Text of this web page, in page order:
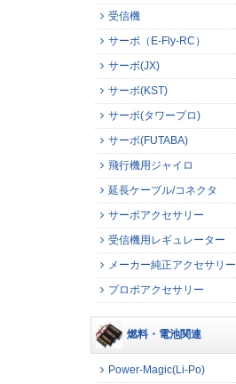
受信機
サーボ（E-Fly-RC）
サーボ(JX)
サーボ(KST)
サーボ(タワープロ)
サーボ(FUTABA)
飛行機用ジャイロ
延長ケーブル/コネクタ
サーボアクセサリー
受信機用レギュレーター
メーカー純正アクセサリー
プロポアクセサリー
燃料・電池関連
Power-Magic(Li-Po)